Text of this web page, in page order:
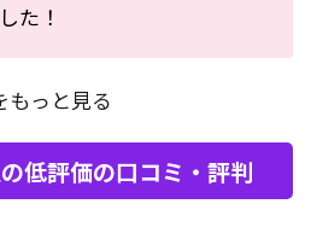
た！
もっと見る
低評価の口コミ・評判